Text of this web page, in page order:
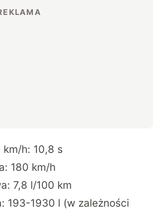
h: 10,8 s
180 km/h
7,8 l/100 km
193-1930 l (w zależności